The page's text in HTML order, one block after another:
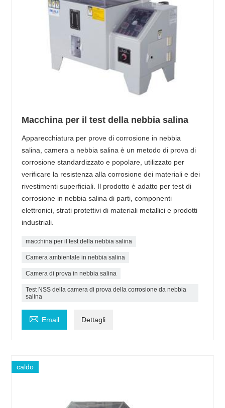
Macchina per il test della nebbia salina
Apparecchiatura per prove di corrosione in nebbia
salina, camera a nebbia salina è un metodo di prova di
corrosione standardizzato e popolare, utilizzato per
verificare la resistenza alla corrosione dei materiali e dei
rivestimenti superficiali. Il prodotto è adatto per test di
corrosione in nebbia salina di parti, componenti
elettronici, strati protettivi di materiali metallici e prodotti
industriali.
macchina per il test della nebbia salina
Camera ambientale in nebbia salina
Camera di prova in nebbia salina
Test NSS della camera di prova della corrosione da nebbia
salina
 Email Dettagli
caldo